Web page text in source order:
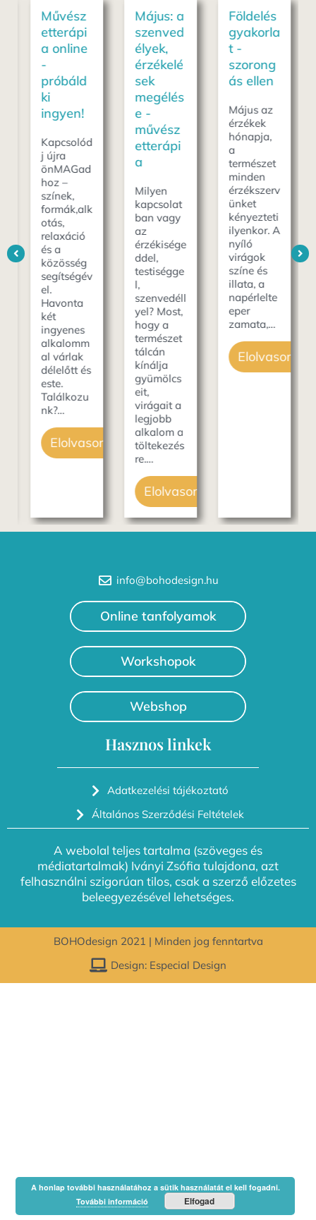
Művész
etterápi
a online
-
próbáld
ki
ingyen!
Kapcsolód
j újra
önMAGad
hoz –
színek,
formák,alk
otás,
relaxáció
és a
közösség
segítségév
el.
Havonta
két
ingyenes
alkalomm
al várlak
délelőtt és
este.
Találkozu
nk?…
Elolvasom
Május: a
szenved
élyek,
érzékelé
sek
megélés
e -
művész
etterápi
a
Milyen
kapcsolat
ban vagy
az
érzékisége
ddel,
testiségge
l,
szenvedéll
yel? Most,
hogy a
természet
tálcán
kínálja
gyümölcs
eit,
virágait a
legjobb
alkalom a
töltekezés
re.…
Elolvasom
Földelés
gyakorla
t -
szorong
ás ellen
Május az
érzékek
hónapja,
a
természet
minden
érzékszerv
ünket
kényezteti
ilyenkor. A
nyíló
virágok
színe és
illata, a
napérlelte
eper
zamata,…
Elolvasom
info@bohodesign.hu
Online tanfolyamok
Workshopok
Webshop
Hasznos linkek
Adatkezelési tájékoztató
Általános Szerződési Feltételek
A webolal teljes tartalma (szöveges és
médiatartalmak) Iványi Zsófia tulajdona, azt
felhasználni szigorúan tilos, csak a szerző előzetes
beleegyezésével lehetséges.
BOHOdesign 2021 | Minden jog fenntartva
Design: Especial Design
A honlap további használatához a sütik használatát el kell fogadni.
További információ
Elfogad